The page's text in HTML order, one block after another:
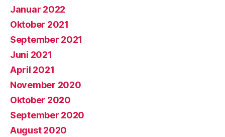
Januar 2022
Oktober 2021
September 2021
Juni 2021
April 2021
November 2020
Oktober 2020
September 2020
August 2020